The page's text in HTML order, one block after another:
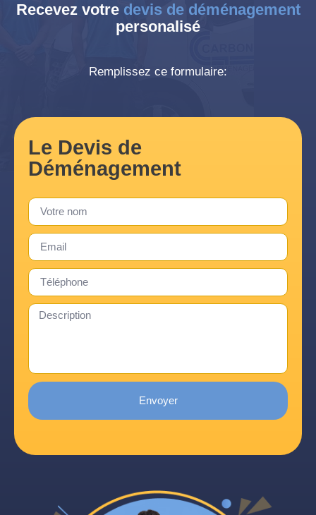
Recevez votre devis de déménagement
personalisé
Remplissez ce formulaire:
Le Devis de
Déménagement
Envoyer